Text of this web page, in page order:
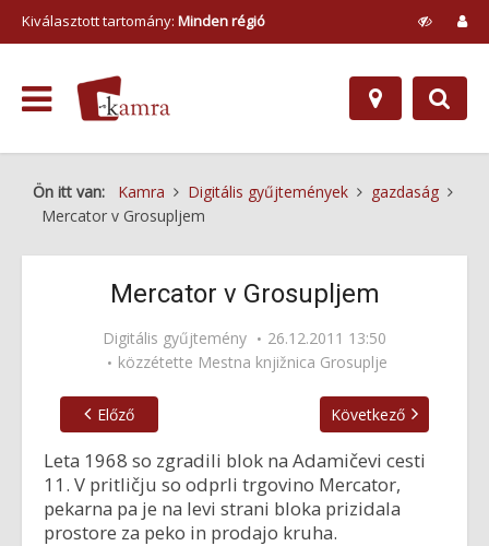
Kiválasztott tartomány: Minden régió
Ön itt van: Kamra Digitális gyűjtemények
gazdaság
Mercator v Grosupljem
Mercator v Grosupljem
Digitális gyűjtemény
26.12.2011 13:50
közzétette Mestna knjižnica Grosuplje
Előző Következő
Leta 1968 so zgradili blok na Adamičevi cesti
11. V pritličju so odprli trgovino Mercator,
pekarna pa je na levi strani bloka prizidala
prostore za peko in prodajo kruha.